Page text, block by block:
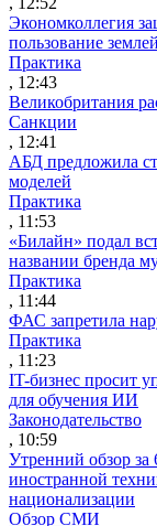
Экономколлегия
пользование землей
Практика
, 12:43
Великобритания
Санкции
, 12:41
АБД предложила
моделей
Практика
, 11:53
«Билайн» подал
названии бренда
Практика
, 11:44
ФАС запретила
Практика
, 11:23
IT-бизнес просит
для обучения ИИ
Законодательство
, 10:59
Утренний обзор за
иностранной
национализации
Обзор СМИ